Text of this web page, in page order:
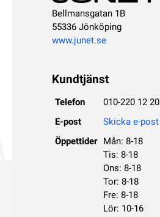
Bellmansgatan 1B
55336 Jönköping
www.junet.se
Kundtjänst
Telefon 010-220 12 20
E-post Skicka e-post
Öppettider
Mån: 8-18
Tis: 8-18
Ons: 8-18
Tor: 8-18
Fre: 8-18
Lör: 10-16